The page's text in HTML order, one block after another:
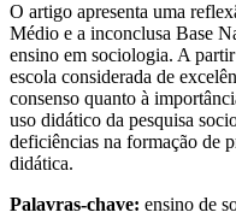
O artigo apresenta uma
Médio e a inconclusa Base
ensino em sociologia. A
escola considerada de
consenso quanto à
uso didático da pesquisa
deficiências na formação de
didática.
Palavras-chave: ensino de